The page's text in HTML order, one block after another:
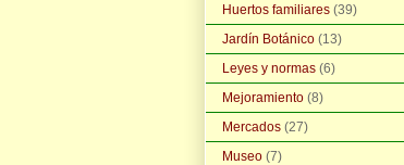
Huertos familiares (39)
Jardín Botánico (13)
Leyes y normas (6)
Mejoramiento (8)
Mercados (27)
Museo (7)